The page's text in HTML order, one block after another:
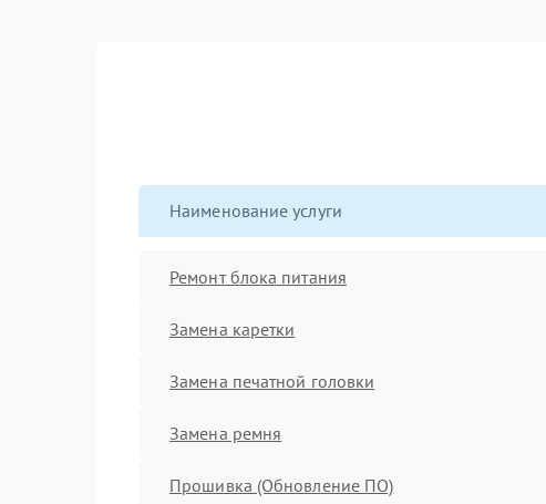
Наименование услуги
Ремонт блока питания
Замена каретки
Замена печатной головки
Замена ремня
Прошивка (Обновление ПО)